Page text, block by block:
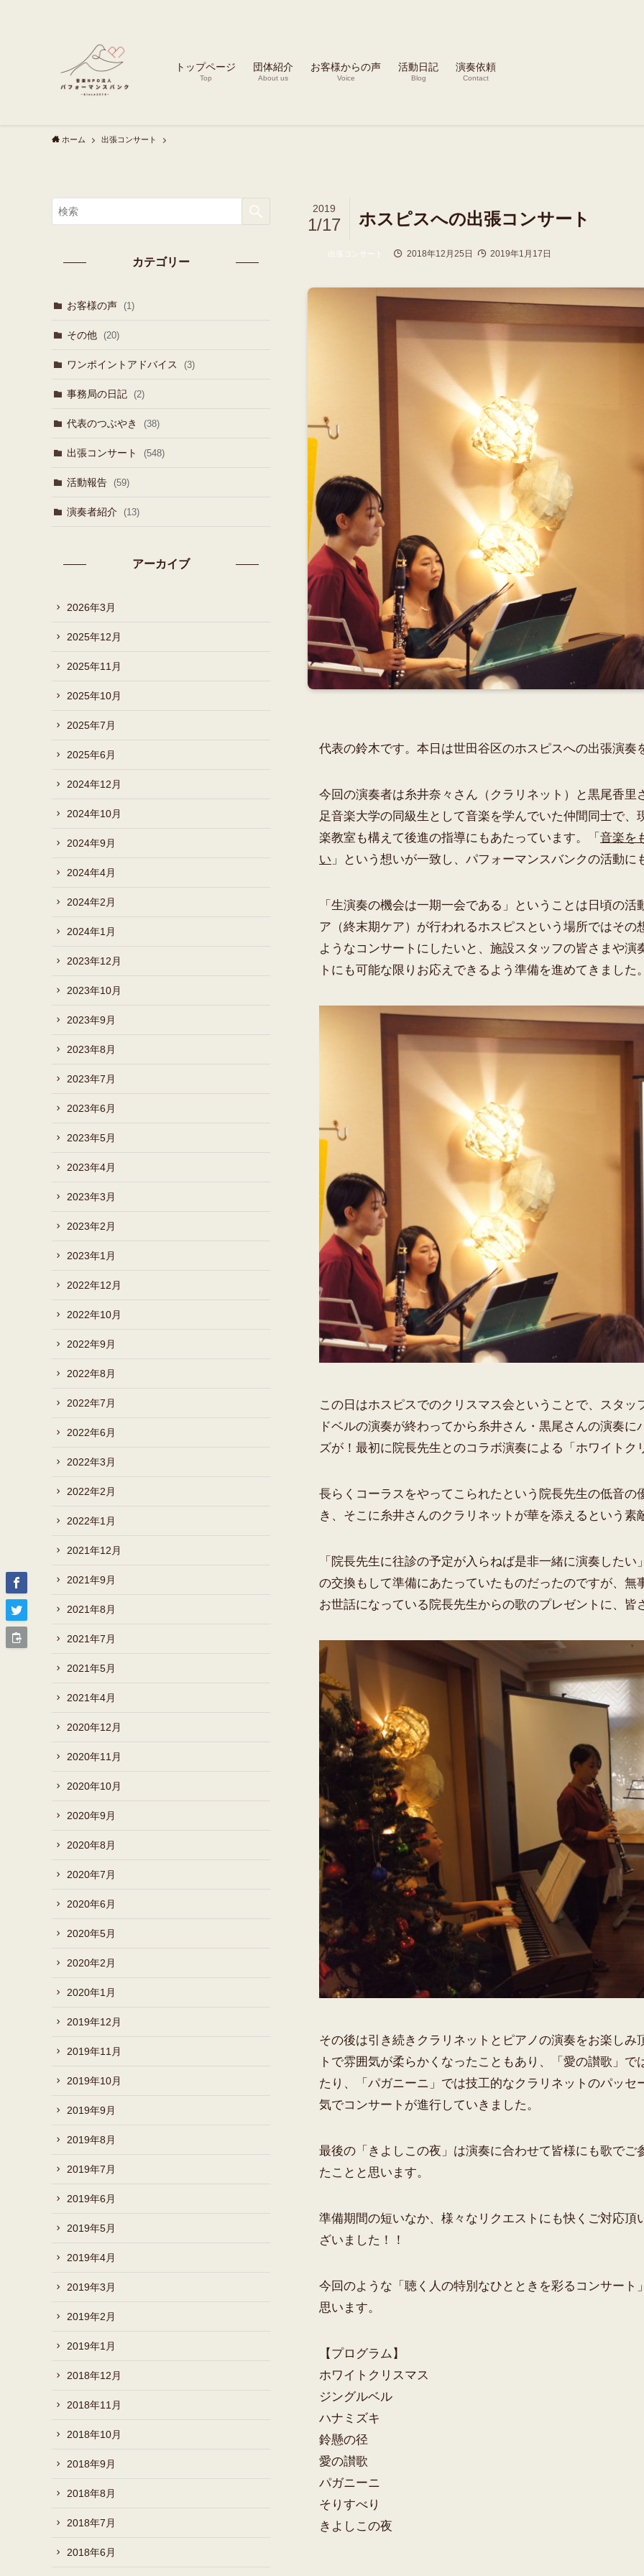
トップページ
Top
団体紹介
About us
お客様からの声
Voice
活動日記
Blog
演奏依頼
Contact
ホーム 出張コンサート
ホスピスへの出張コンサート
2019
1/17
出張コンサート 2018年12月25日 2019年1月17日
代表の鈴木です。本日は世田谷区のホスピスへの出張演奏
今回の演奏者は糸井奈々さん（クラリネット）と黒尾香
足音楽大学の同級生として音楽を学んでいた仲間同士で
楽教室も構えて後進の指導にもあたっています。「 音楽を
い 」という想いが一致し、パフォーマンスバンクの活動
「生演奏の機会は一期一会である」ということは日頃の
ア（終末期ケア）が行われるホスピスという場所ではそ
ようなコンサートにしたいと、施設スタッフの皆さまや
トにも可能な限りお応えできるよう準備を進めてきました
この日はホスピスでのクリスマス会ということで、スタ
ドベルの演奏が終わってから糸井さん・黒尾さんの演奏
ズが！最初に院長先生とのコラボ演奏による「ホワイト
長らくコーラスをやってこられたという院長先生の低音
き、そこに糸井さんのクラリネットが華を添えるという素
「院長先生に往診の予定が入らねば是非一緒に演奏した
の交換もして準備にあたっていたものだったのですが、
お世話になっている院長先生からの歌のプレゼントに、皆
その後は引き続きクラリネットとピアノの演奏をお楽し
トで雰囲気が柔らかくなったこともあり、「愛の讃歌」
たり、「パガニーニ」では技工的なクラリネットのパッ
気でコンサートが進行していきました。
最後の「きよしこの夜」は演奏に合わせて皆様にも歌で
たことと思います。
準備期間の短いなか、様々なリクエストにも快くご対応
ざいました！！
今回のような「聴く人の特別なひとときを彩るコンサー
思います。
【プログラム】
ホワイトクリスマス
ジングルベル
ハナミズキ
鈴懸の径
愛の讃歌
パガニーニ
そりすべり
きよしこの夜
カテゴリー
お客様の声 (1)
その他 (20)
ワンポイントアドバイス (3)
事務局の日記 (2)
代表のつぶやき (38)
出張コンサート (548)
活動報告 (59)
演奏者紹介 (13)
アーカイブ
2026年3月
2025年12月
2025年11月
2025年10月
2025年7月
2025年6月
2024年12月
2024年10月
2024年9月
2024年4月
2024年2月
2024年1月
2023年12月
2023年10月
2023年9月
2023年8月
2023年7月
2023年6月
2023年5月
2023年4月
2023年3月
2023年2月
2023年1月
2022年12月
2022年10月
2022年9月
2022年8月
2022年7月
2022年6月
2022年3月
2022年2月
2022年1月
2021年12月
2021年9月
2021年8月
2021年7月
2021年5月
2021年4月
2020年12月
2020年11月
2020年10月
2020年9月
2020年8月
2020年7月
2020年6月
2020年5月
2020年2月
2020年1月
2019年12月
2019年11月
2019年10月
2019年9月
2019年8月
2019年7月
2019年6月
2019年5月
2019年4月
2019年3月
2019年2月
2019年1月
2018年12月
2018年11月
2018年10月
2018年9月
2018年8月
2018年7月
2018年6月